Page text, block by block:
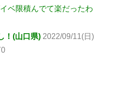
ベ限積んでて楽だったわ
！(山口県) 2022/09/11(日)